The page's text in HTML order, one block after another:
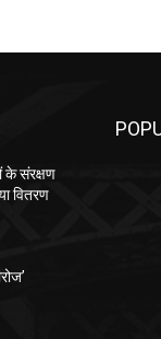
के संरक्षण
वितरण